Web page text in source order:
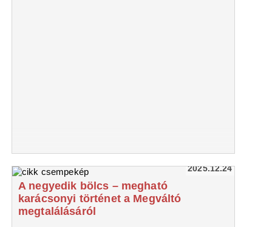
2025.12.24
A negyedik bölcs – megható
karácsonyi történet a Megváltó
megtalálásáról